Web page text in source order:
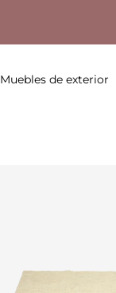
Muebles de exterior